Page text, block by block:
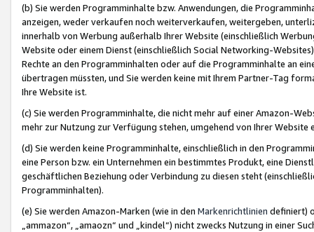
(b) Sie werden Programminhalte bzw. Anwendungen, die
anzeigen, weder verkaufen noch weiterverkaufen, weitergeben,
innerhalb von Werbung außerhalb Ihrer Website (einschließlich
Website oder einem Dienst (einschließlich Social Networking-
Rechte an den Programminhalten oder auf die Programminhalte an
übertragen müssten, und Sie werden keine mit Ihrem Partner-Tag
Ihre Website ist.
(c) Sie werden Programminhalte, die nicht mehr auf einer Amazon-
mehr zur Nutzung zur Verfügung stehen, umgehend von Ihrer
(d) Sie werden keine Programminhalte, einschließlich in den
eine Person bzw. ein Unternehmen ein bestimmtes Produkt, eine
geschäftlichen Beziehung oder Verbindung zu diesen steht
Programminhalten).
(e) Sie werden Amazon-Marken (wie in den Markenrichtlinien definiert)
„ammazon“, „amaozn“ und „kindel“) nicht zwecks Nutzung in einer